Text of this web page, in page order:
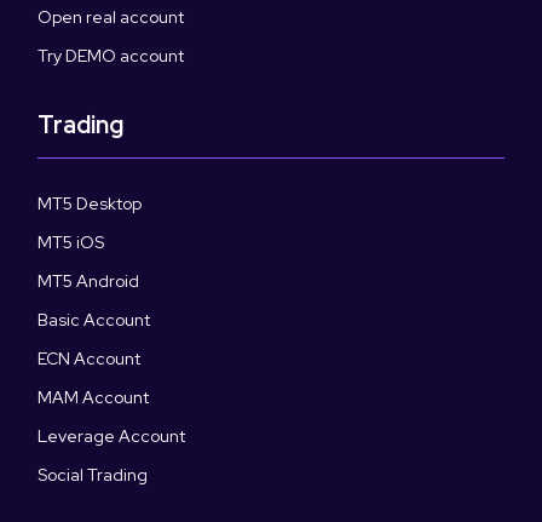
Open real account
Try DEMO account
Trading
MT5 Desktop
MT5 iOS
MT5 Android
Basic Account
ECN Account
MAM Account
Leverage Account
Social Trading